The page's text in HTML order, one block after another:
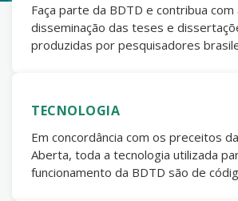
Faça parte da BDTD e contribua com
disseminação das teses e
produzidas por pesquisadores
TECNOLOGIA
Em concordância com os preceitos
Aberta, toda a tecnologia utilizada
funcionamento da BDTD são de